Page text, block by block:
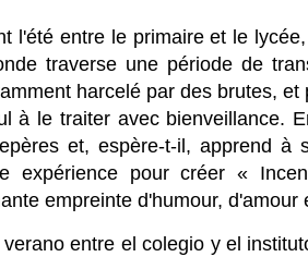
l'été entre le primaire et le
traverse une période de
harcelé par des brutes,
à le traiter avec bienveillance.
et, espère-t-il, apprend à
expérience pour créer «
empreinte d'humour, d'amour
verano entre el colegio y el